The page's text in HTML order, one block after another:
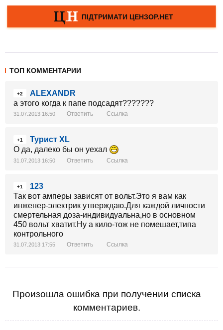
ТОП КОММЕНТАРИИ
+2
ALEXANDR
а этого когда к папе подсадят???????
31.07.2013 16:50 Ответить Ссылка
+1
Турист XL
О да, далеко бы он уехал
31.07.2013 16:50 Ответить Ссылка
+1
123
Так вот амперы зависят от вольт.Это я вам как
инженер-электрик утверждаю.Для каждой личности
смертельная доза-индивидуальна,но в основном
450 вольт хватит.Ну а кило-тож не помешает,типа
контрольного
31.07.2013 17:55 Ответить Ссылка
Произошла ошибка при получении списка
комментариев.